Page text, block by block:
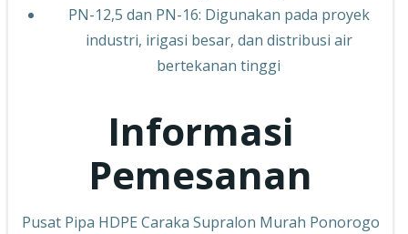
PN-12,5 dan PN-16: Digunakan pada proyek
industri, irigasi besar, dan distribusi air
bertekanan tinggi
Informasi
Pemesanan
Pusat Pipa HDPE Caraka Supralon Murah Ponorogo